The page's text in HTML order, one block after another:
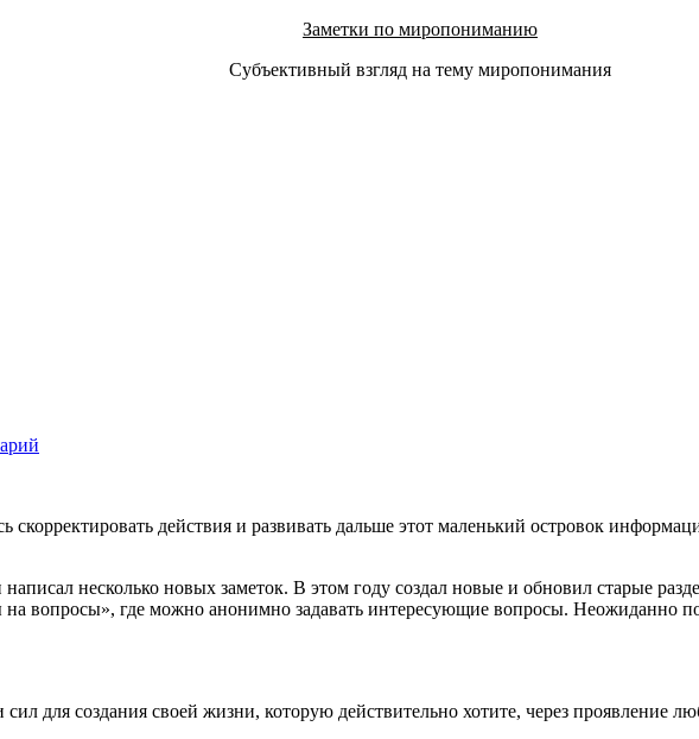
Заметки по миропониманию
Субъективный взгляд на тему миропонимания
действия и развивать дальше этот маленький островок
несколько новых заметок. В этом году создал новые и обновил старые
на вопросы», где можно анонимно задавать интересующие вопросы. Неожиданно
для создания своей жизни, которую действительно хотите, через проявление